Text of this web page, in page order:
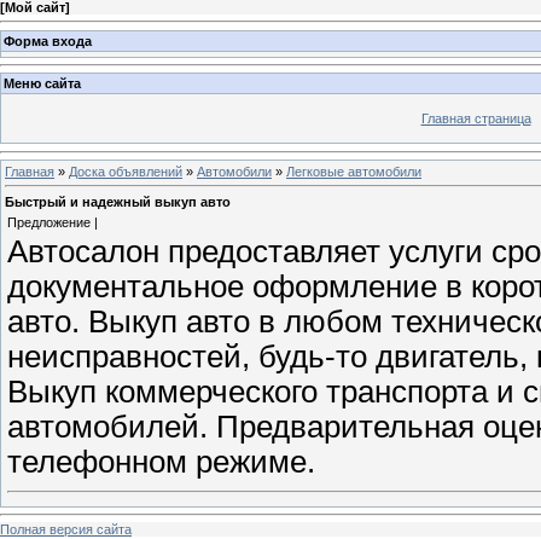
[Мой сайт]
Форма входа
Меню сайта
Главная страница
Главная » Доска объявлений » Автомобили » Легковые автомобили
Быстрый и надежный выкуп авто
Предложение |
Автосалон предоставляет услуги
документальное оформление в
авто. Выкуп авто в любом
неисправностей, будь-то
Выкуп коммерческого транспорта и
автомобилей. Предварительная
телефонном режиме.
Полная версия сайта